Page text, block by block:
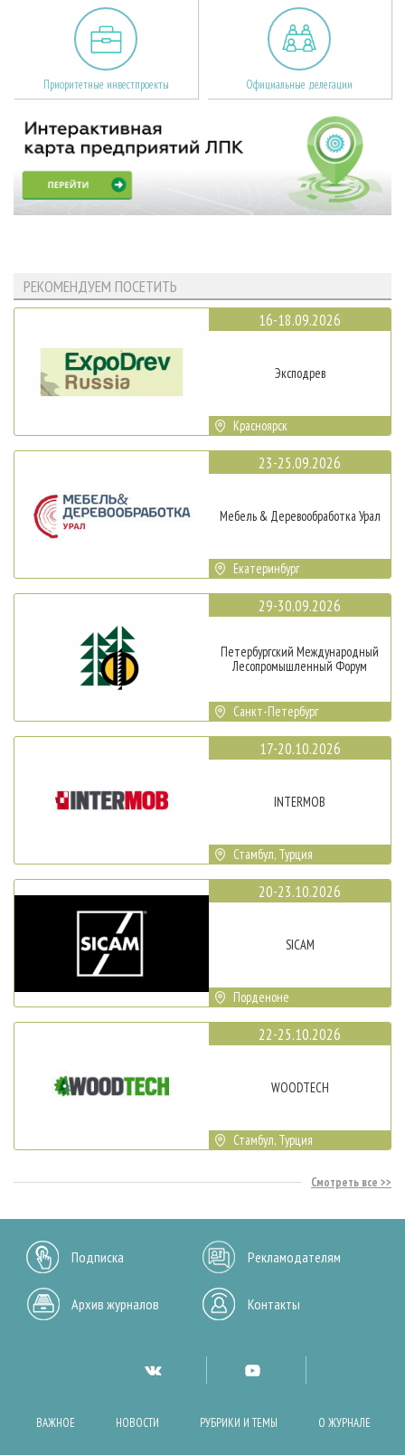
Приоритетные инвестпроекты Официальные делегации
РЕКОМЕНДУЕМ ПОСЕТИТЬ
16-18.09.2026
Эксподрев
Красноярск
23-25.09.2026
Мебель & Деревообработка Урал
Екатеринбург
29-30.09.2026
Петербургский Международный
Лесопромышленный Форум
Санкт-Петербург
17-20.10.2026
INTERMOB
Стамбул, Турция
20-23.10.2026
SICAM
Порденоне
22-25.10.2026
WOODTECH
Стамбул, Турция
Смотреть все
Подписка Рекламодателям
Архив журналов Контакты
ВАЖНОЕ НОВОСТИ РУБРИКИ И ТЕМЫ О ЖУРНАЛЕ